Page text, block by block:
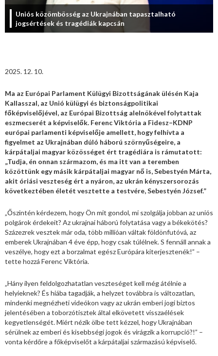
Uniós közömbösség az Ukrajnában tapasztalható
jogsértések és tragédiák kapcsán
2025. 12. 10.
Ma az Európai Parlament Külügyi Bizottságának ülésén Kaja
Kallasszal, az Unió külügyi és biztonságpolitikai
főképviselőjével, az Európai Bizottság alelnökével folytattak
eszmecserét a képviselők. Ferenc Viktória a Fidesz–KDNP
európai parlamenti képviselője amellett, hogy felhívta a
figyelmet az Ukrajnában dúló háború szörnyűségeire, a
kárpátaljai magyar közösséget ért tragédiára is rámutatott:
„Tudja, én onnan származom, és ma itt van a teremben
közöttünk egy másik kárpátaljai magyar nő is, Sebestyén Márta,
akit óriási veszteség ért a nyáron, az ukrán kényszersorozás
következtében életét vesztette a testvére, Sebestyén József.”
„Őszintén kérdezem, hogy Ön mit gondol, mi szolgálja jobban az uniós
polgárok érdekeit? Az ukrajnai háború folytatása vagy a békekötés?
Százezrek vesztek már oda, több millióan váltak földönfutóvá, az
emberek Ukrajnában 4 éve épp, hogy csak túlélnek. S fennáll annak a
veszélye, hogy ezt a borzalmat egész Európára kiterjesztenék!” –
tette hozzá Ferenc Viktória.
„Hány ilyen feldolgozhatatlan veszteséget kell még átélnie a
helyieknek? És hiába tagadják, a helyzet továbbra is változatlan,
mindenki megnézheti videókon vagy az ukrán emberi jogi biztos
jelentésében a toborzótisztek által elkövetett visszaélések
kegyetlenségét. Miért nézik ölbe tett kézzel, hogy Ukrajnában
sérülnek az emberi és kisebbségi jogok és virágzik a korrupció?!” –
vonta kérdőre a főképviselőt a kárpátaljai származású képviselő.